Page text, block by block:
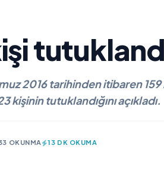
2016 tarihinden itibaren
kişinin tutuklandığını açıkladı.
OKUNMA 13 DK OKUMA